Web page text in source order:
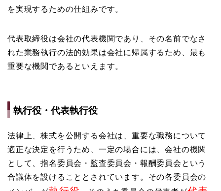
を実現するための仕組みです。
代表取締役は会社の代表機関であり、その名前でなさ
れた業務執行の法的効果は会社に帰属するため、最も
重要な機関であるといえます。
執行役・代表執行役
法律上、株式を公開する会社は、重要な職務について
適正な決定を行うため、一定の場合には、会社の機関
として、指名委員会・監査委員会・報酬委員会という
合議体を設けることとされています。その各委員会の